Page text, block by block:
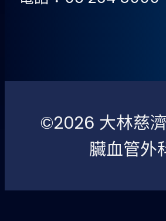
©2026 大林慈
臟血管外